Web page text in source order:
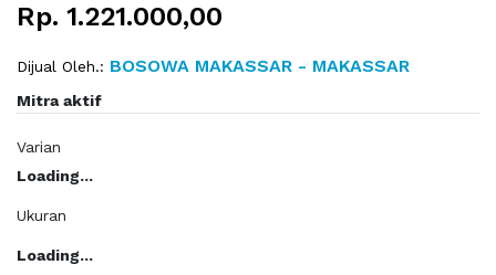
Rp. 1.221.000,00
Dijual Oleh.: BOSOWA MAKASSAR - MAKASSAR
Mitra aktif
Varian
Loading...
Ukuran
Loading...